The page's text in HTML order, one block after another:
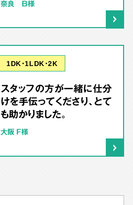
奈良 B様
1DK･1LDK･2K
スタッフの方が一緒に仕分
けを手伝ってくださり、とて
も助かりました。
大阪 F様